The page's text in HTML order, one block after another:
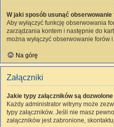
W jaki sposób usunąć
Aby wyłączyć funkcję obserwowania
zarządzania kontem i następnie do
można wyłączyć obserwowanie forów
Na górę
Załączniki
Jakie typy załączników są
Każdy administrator witryny może
typy załączników. Jeśli nie masz
załączników jest zabronione,